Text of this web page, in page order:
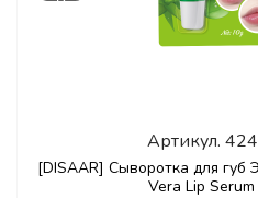
Артикул.
[DISAAR] Сыворотка для
Vera Lip Serum